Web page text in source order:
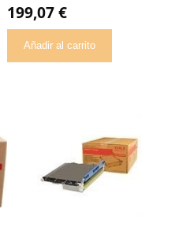
199,07 €
Añadir al carrito